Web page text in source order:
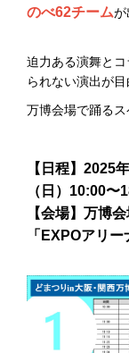
のべ62チームが
迫力ある演舞と
られない演出が
万博会場で踊る
【日程】2025
（日）10:00〜
【会場】万博
「EXPOアリー